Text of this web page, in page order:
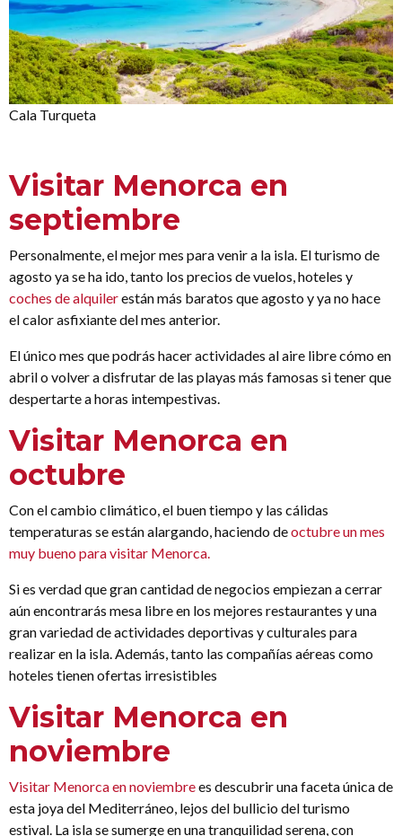
Cala Turqueta
Visitar Menorca en
septiembre
Personalmente, el mejor mes para venir a la isla. El turismo de
agosto ya se ha ido, tanto los precios de vuelos, hoteles y
coches de alquilerestán más baratos que agosto y ya no hace
el calor asfixiante del mes anterior.
El único mes que podrás hacer actividades al aire libre cómo en
abril o volver a disfrutar de las playas más famosas si tener que
despertarte a horas intempestivas.
Visitar Menorca en
octubre
Con el cambio climático, el buen tiempo y las cálidas
temperaturas se están alargando, haciendo deoctubre un mes
muy bueno para visitar Menorca.
Si es verdad que gran cantidad de negocios empiezan a cerrar
aún encontrarás mesa libre en los mejores restaurantes y una
gran variedad de actividades deportivas y culturales para
realizar en la isla. Además, tanto las compañías aéreas como
hoteles tienen ofertas irresistibles
Visitar Menorca en
noviembre
Visitar Menorca en noviembrees descubrir una faceta única de
esta joya del Mediterráneo, lejos del bullicio del turismo
estival. La isla se sumerge en una tranquilidad serena, con